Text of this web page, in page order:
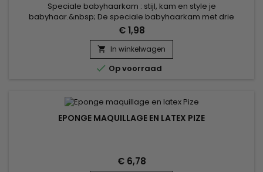
Speciale babyhaarkam : stijl, kam en style je
babyhaar.&nbsp; De speciale babyhaarkam met drie
verschillende koppen helpt je je weerbarstige kleine haar te
stylen zoals jij dat wilt en met gemak.
€ 1,98
 In winkelwagen
 Op voorraad
EPONGE MAQUILLAGE EN LATEX PIZE
€ 6,78